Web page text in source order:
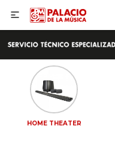

HOME THEATER